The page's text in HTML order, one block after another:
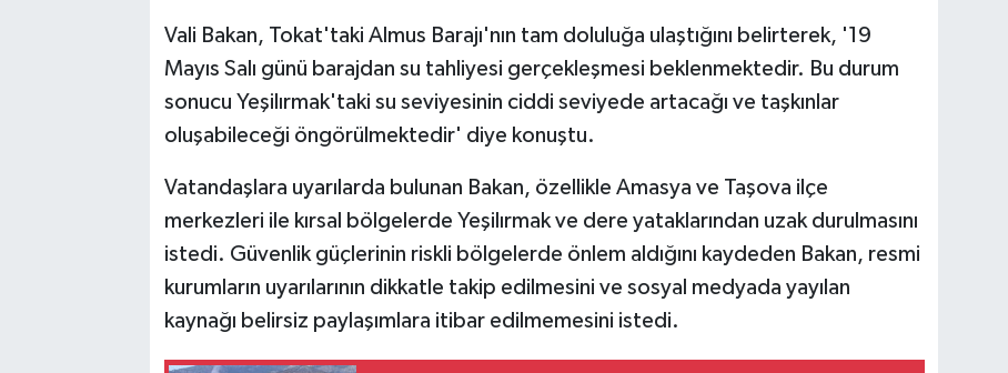
Vali Bakan, Tokat'taki Almus Barajı'nın tam doluluğa ulaştığını belirterek, '19
Mayıs Salı günü barajdan su tahliyesi gerçekleşmesi beklenmektedir. Bu durum
sonucu Yeşilırmak'taki su seviyesinin ciddi seviyede artacağı ve taşkınlar
oluşabileceği öngörülmektedir' diye konuştu.
Vatandaşlara uyarılarda bulunan Bakan, özellikle Amasya ve Taşova ilçe
merkezleri ile kırsal bölgelerde Yeşilırmak ve dere yataklarından uzak durulmasını
istedi. Güvenlik güçlerinin riskli bölgelerde önlem aldığını kaydeden Bakan, resmi
kurumların uyarılarının dikkatle takip edilmesini ve sosyal medyada yayılan
kaynağı belirsiz paylaşımlara itibar edilmemesini istedi.